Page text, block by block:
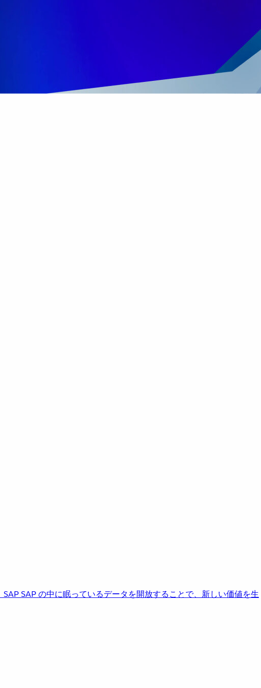
SAPSAP の中に眠っているデータを開放することで、新しい価値を生